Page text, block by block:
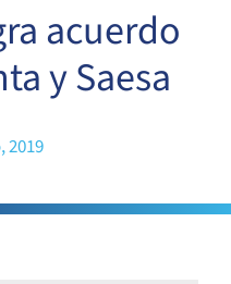
acuerdo
y Saesa
2019